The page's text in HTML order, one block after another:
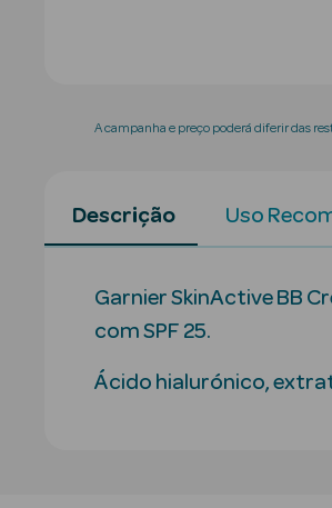
A campanha e preço poderá diferir das
Descrição Uso
Garnier SkinActive BB
com SPF 25.
Ácido hialurónico,